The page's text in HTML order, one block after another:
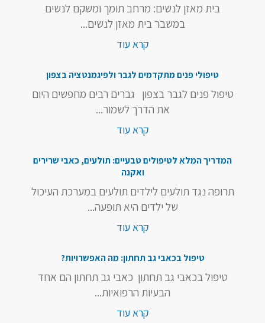
בית מאזן לנשים: מרחב תומך ומשקם לנשים
במשבר בית מאזן לנשים...
קרא עוד
טיפולי פנים מתקדמים לגבר ולפיגמנטציה בצפון
טיפול פנים לגבר בצפון גברים רבים מחפשים היום
את הדרך לשמור...
קרא עוד
המדריך המלא לטיפולים טבעיים: תולעים, כאבי שרירים
ואקנה
תרופה נגד תולעים לילדים תולעים במערכת העיכול
של ילדים היא תופעה...
קרא עוד
טיפול בכאבי גב תחתון: מה האפשרויות?
טיפול בכאבי גב תחתון כאבי גב תחתון הם אחד
הבעיות הרפואיות...
קרא עוד